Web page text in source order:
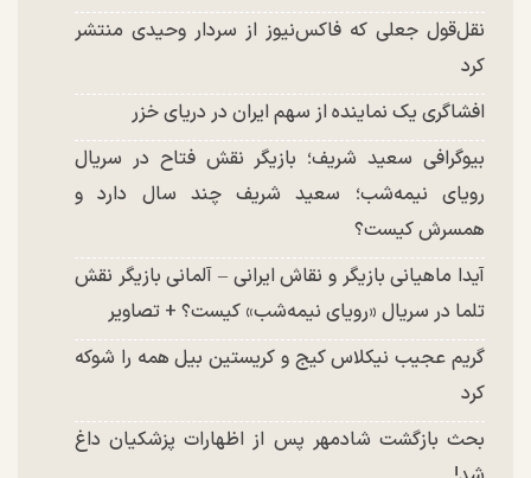
نقل‌قول جعلی که فاکس‌نیوز از سردار وحیدی منتشر
کرد
افشاگری یک نماینده از سهم ایران در دریای خزر
بیوگرافی سعید شریف؛ بازیگر نقش فتاح در سریال
رویای نیمه‌شب؛ سعید شریف چند سال دارد و
همسرش کیست؟
آیدا ماهیانی بازیگر و نقاش ایرانی – آلمانی بازیگر نقش
تلما در سریال «رویای نیمه‌شب» کیست؟ + تصاویر
گریم عجیب نیکلاس کیج و کریستین بیل همه را شوکه
کرد
بحث بازگشت شادمهر پس از اظهارات پزشکیان داغ